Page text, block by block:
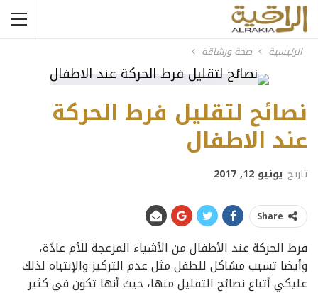
الرئيسية صحة ورشاقة
نصائح لتقليل فرط الحركة
عند الاطفال
تاريخ يونيو 12, 2017
Share
فرط الحركة عند الأطفال من الأشياء المزعجة للأم عادًة،
وأيضا تسبب مشاكل للطفل مثل عدم التركيز والإنتباه لذلك
عليكي أتباع نصائح التقليل منها، حيث أنها تكون في كثير